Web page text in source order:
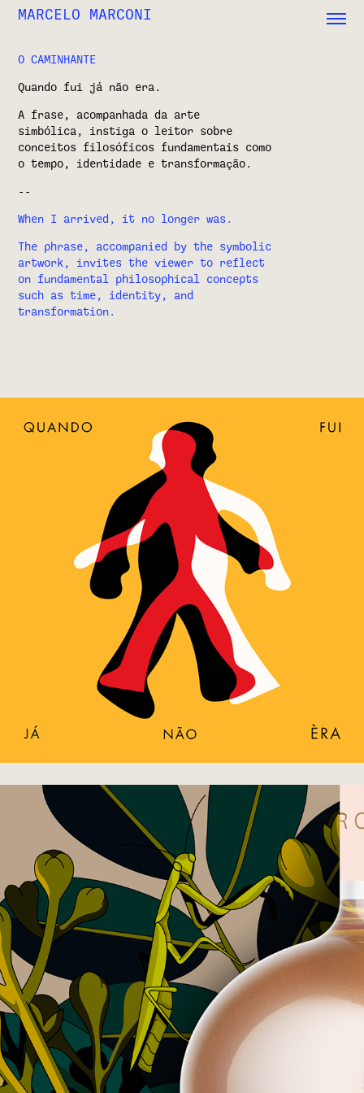
MARCELO MARCONI
O CAMINHANTE
Quando fui já não era.
A frase, acompanhada da arte
simbólica, instiga o leitor sobre
conceitos filosóficos fundamentais como
o tempo, identidade e transformação.
--
When I arrived, it no longer was.
The phrase, accompanied by the symbolic
artwork, invites the viewer to reflect
on fundamental philosophical concepts
such as time, identity, and
transformation.